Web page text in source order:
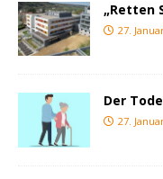
„Retten
27.
Der
27.